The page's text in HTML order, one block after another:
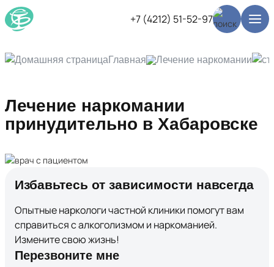
+7 (4212) 51-52-97
Главная Лечение наркомании
Лечение наркомании
принудительно в Хабаровске
Избавьтесь от зависимости навсегда
Опытные наркологи частной клиники помогут вам
справиться с алкоголизмом и наркоманией.
Измените свою жизнь!
Перезвоните мне